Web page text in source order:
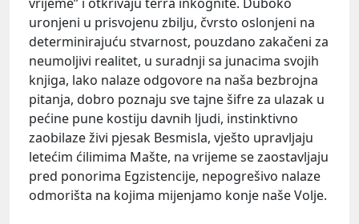
uronjeni u prisvojenu zbilju, čvrsto oslonjeni na
determinirajuću stvarnost, pouzdano zakačeni za
neumoljivi realitet, u suradnji sa junacima svojih
knjiga, lako nalaze odgovore na naša bezbrojna
pitanja, dobro poznaju sve tajne šifre za ulazak u
pećine pune kostiju davnih ljudi, instinktivno
zaobilaze živi pjesak Besmisla, vješto upravljaju
letećim ćilimima Mašte, na vrijeme se zaostavljaju
pred ponorima Egzistencije, nepogrešivo nalaze
odmorišta na kojima mijenjamo konje naše Volje.